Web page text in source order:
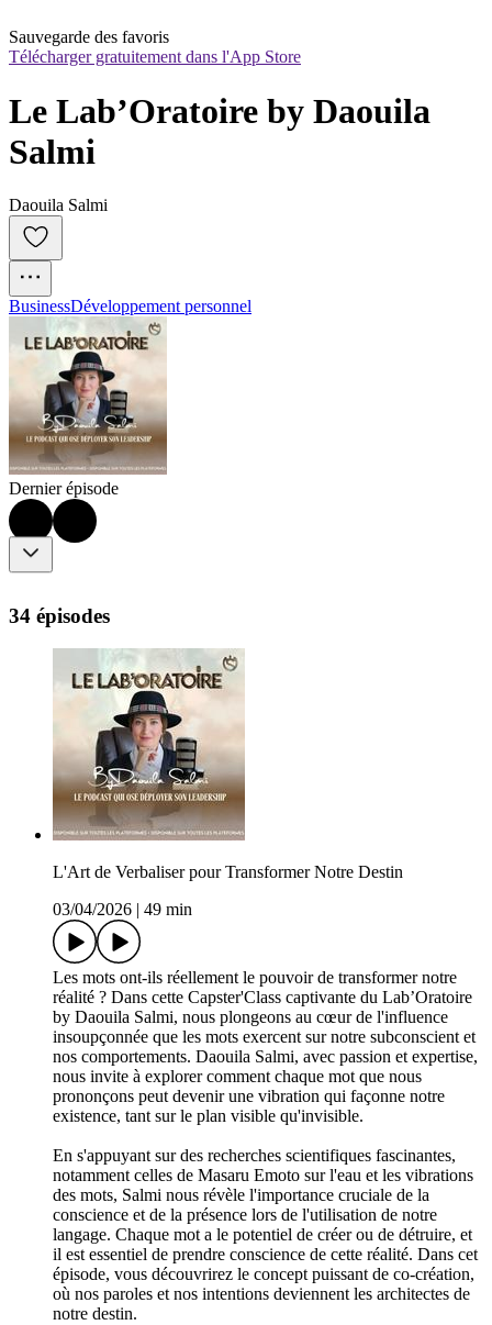
Sauvegarde des favoris
Télécharger gratuitement dans l'App Store
Le Lab’Oratoire by Daouila
Salmi
Daouila Salmi
BusinessDéveloppement personnel
Dernier épisode
34 épisodes
L'Art de Verbaliser pour Transformer Notre Destin
03/04/2026
49 min
Les mots ont-ils réellement le pouvoir de transformer notre
réalité ? Dans cette Capster'Class captivante du Lab’Oratoire
by Daouila Salmi, nous plongeons au cœur de l'influence
insoupçonnée que les mots exercent sur notre subconscient et
nos comportements. Daouila Salmi, avec passion et expertise,
nous invite à explorer comment chaque mot que nous
prononçons peut devenir une vibration qui façonne notre
existence, tant sur le plan visible qu'invisible.
En s'appuyant sur des recherches scientifiques fascinantes,
notamment celles de Masaru Emoto sur l'eau et les vibrations
des mots, Salmi nous révèle l'importance cruciale de la
conscience et de la présence lors de l'utilisation de notre
langage. Chaque mot a le potentiel de créer ou de détruire, et
il est essentiel de prendre conscience de cette réalité. Dans cet
épisode, vous découvrirez le concept puissant de co-création,
où nos paroles et nos intentions deviennent les architectes de
notre destin.